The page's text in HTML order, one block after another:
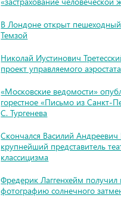
В Лондоне открыт
Темзой
Николай Иустинович
проект управляемого аэростата
«Московские ведомости»
горестное «Письмо из Санкт-
С. Тургенева
Скончался Василий Андреевич
крупнейший представитель
классицизма
Фредерик Лаггенхейм
фотографию солнечного